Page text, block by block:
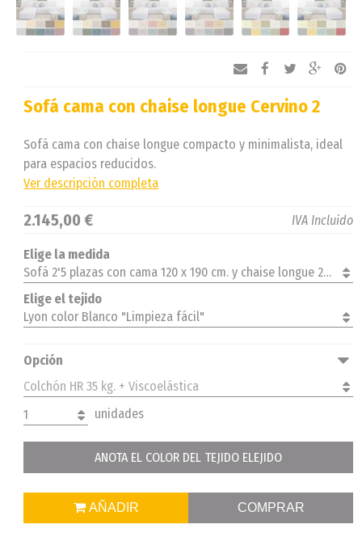
Sofá cama con chaise longue Cervino 2
Sofá cama con chaise longue compacto y minimalista, ideal
para espacios reducidos.
Ver descripción completa
2.145,00 € IVA Incluido
Elige la medida
Sofá 2'5 plazas con cama 120 x 190 cm. y chaise longue 228 x 175 cm. derecha
Elige el tejido
Lyon color Blanco "Limpieza fácil"
Opción
Colchón HR 35 kg. + Viscoelástica
1
unidades
ANOTA EL COLOR DEL TEJIDO ELEJIDO
AÑADIR COMPRAR